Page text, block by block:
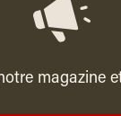
magazine